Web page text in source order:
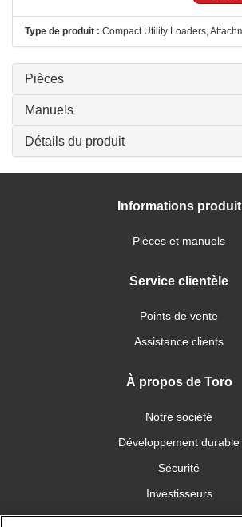
Type de produit : Compact Utility Loaders,
Pièces
Manuels
Détails du produit
Informations produit
Pièces et manuels
Service clientèle
Points de vente
Assistance clients
À propos de Toro
Notre société
Développement durable
Sécurité
Investisseurs
Carrières